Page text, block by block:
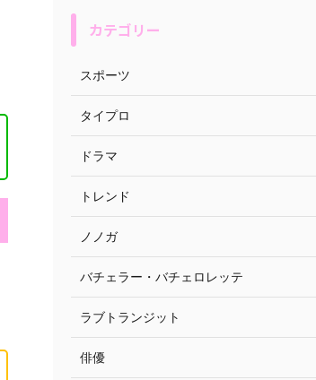
カテゴリー
スポーツ
タイプロ
ドラマ
トレンド
ノノガ
バチェラー・バチェロレッテ
ラブトランジット
俳優